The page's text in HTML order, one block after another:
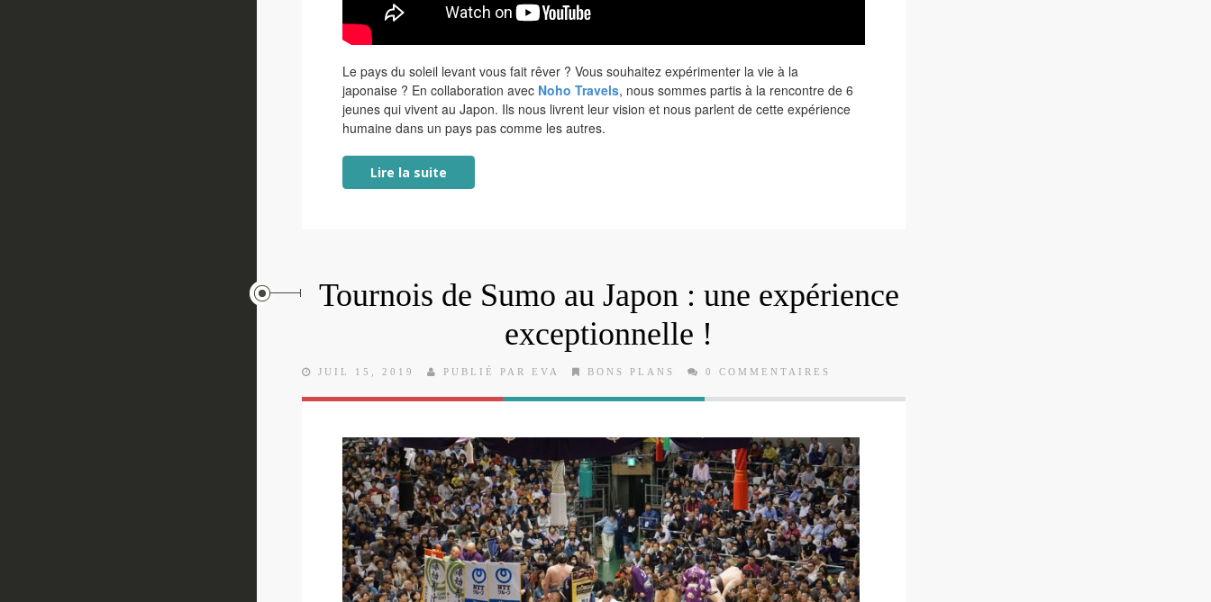
Le pays du soleil levant vous fait rêver ? Vous souhaitez expérimenter la vie à la
japonaise ? En collaboration avec Noho Travels, nous sommes partis à la rencontre de 6
jeunes qui vivent au Japon. Ils nous livrent leur vision et nous parlent de cette expérience
humaine dans un pays pas comme les autres.
Lire la suite
Tournois de Sumo au Japon : une expérience
exceptionnelle !
JUIL 15, 2019 PUBLIÉ PAR EVA BONS PLANS 0 COMMENTAIRES